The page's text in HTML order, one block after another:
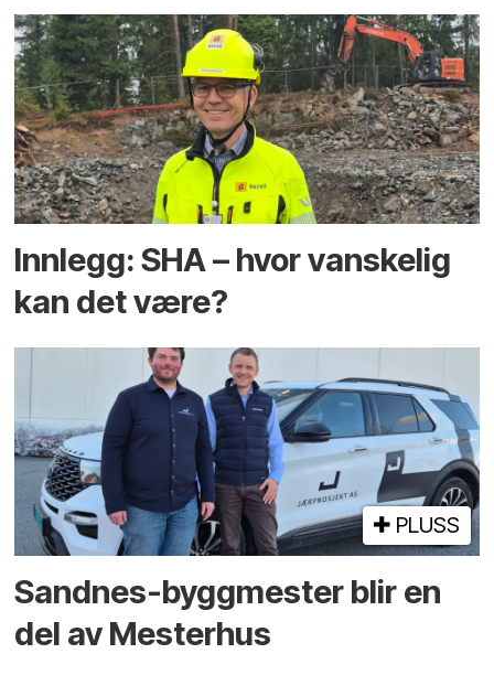
Innlegg: SHA – hvor vanskelig
kan det være?
PLUSS
Sandnes-byggmester blir en
del av Mesterhus